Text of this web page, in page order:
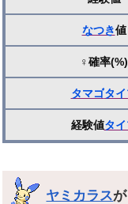
なつき値
♀確率(%)
タマゴタ
経験値タ
ヤミカラス